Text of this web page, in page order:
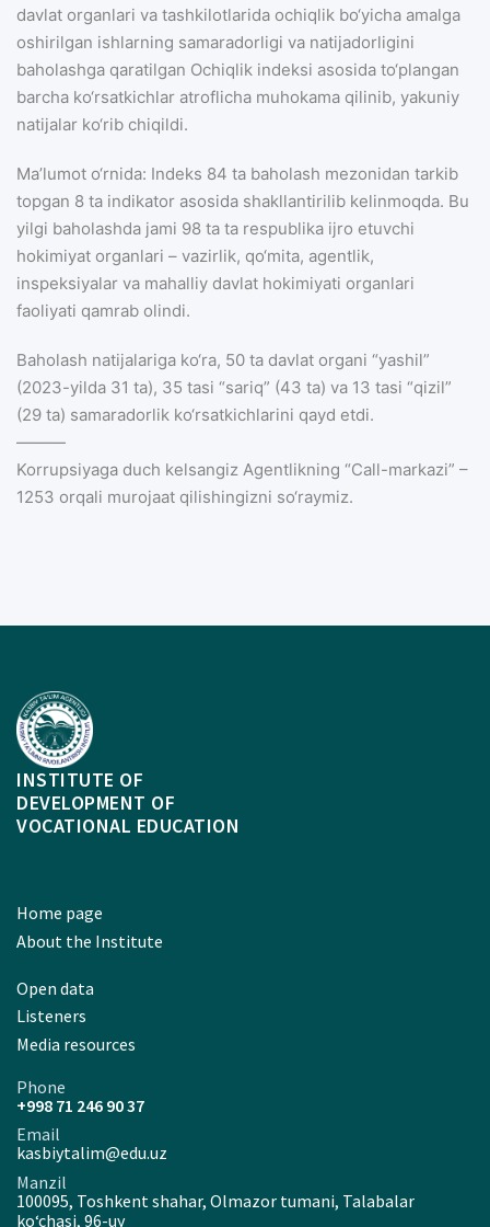
davlat organlari va tashkilotlarida ochiqlik bo‘yicha amalga
oshirilgan ishlarning samaradorligi va natijadorligini
baholashga qaratilgan Ochiqlik indeksi asosida to‘plangan
barcha ko‘rsatkichlar atroflicha muhokama qilinib, yakuniy
natijalar ko‘rib chiqildi.
Maʼlumot o‘rnida: Indeks 84 ta baholash mezonidan tarkib
topgan 8 ta indikator asosida shakllantirilib kelinmoqda. Bu
yilgi baholashda jami 98 ta ta respublika ijro etuvchi
hokimiyat organlari – vazirlik, qo‘mita, agentlik,
inspeksiyalar va mahalliy davlat hokimiyati organlari
faoliyati qamrab olindi.
Baholash natijalariga ko‘ra, 50 ta davlat organi “yashil”
(2023-yilda 31 ta), 35 tasi “sariq” (43 ta) va 13 tasi “qizil”
(29 ta) samaradorlik ko‘rsatkichlarini qayd etdi.
———
Korrupsiyaga duch kelsangiz Agentlikning “Call-markazi” –
1253 orqali murojaat qilishingizni so‘raymiz.
INSTITUTE OF
DEVELOPMENT OF
VOCATIONAL EDUCATION
Home page
About the Institute
Open data
Listeners
Media resources
Phone
+998 71 246 90 37
Email
kasbiytalim@edu.uz
Manzil
100095, Toshkent shahar, Olmazor tumani, Talabalar
ko‘chasi, 96-uy